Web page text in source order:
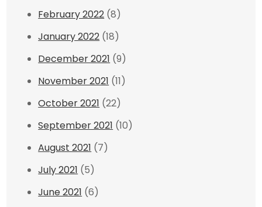
February 2022 (8)
January 2022 (18)
December 2021 (9)
November 2021 (11)
October 2021 (22)
September 2021 (10)
August 2021 (7)
July 2021 (5)
June 2021 (6)